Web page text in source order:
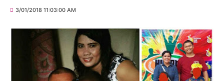
3/01/2018 11:03:00 AM